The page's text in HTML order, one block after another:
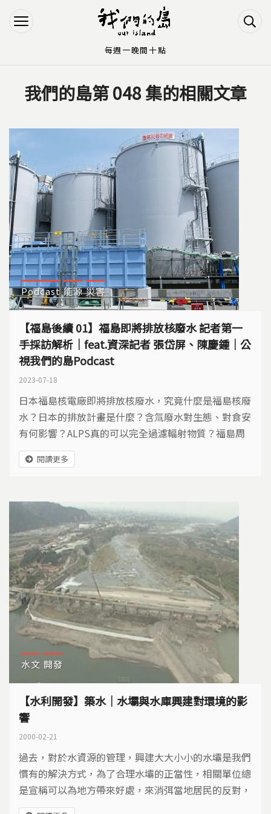
Jump to Navigation
Jump to Main content
您在這裡
我們的島第 048 集的相關文章
Podcast 能源 災害
【福島後續 01】福島即將排放核廢水 記者第一
手採訪解析｜feat.資深記者 張岱屏、陳慶鍾｜公
視我們的島Podcast
2023-07-18
日本福島核電廠即將排放核廢水，究竟什麼是福島核廢
水？日本的排放計畫是什麼？含氚廢水對生態、對食安
有何影響？ALPS真的可以完全過濾輻射物質？福島周
邊的漁民為何強烈反對？國際社會為何高度擔憂反彈？
閱讀更多
水文 開發
【水利開發】築水｜水壩與水庫興建對環境的影
響
2000-02-21
過去，對於水資源的管理，興建大大小小的水壩是我們
慣有的解決方式，為了合理水壩的正當性，相關單位總
是宣稱可以為地方帶來好處，來消弭當地居民的反對，
強化非當地居民對水壩的認同。然而，經過這數十年，
每週一晚間十點